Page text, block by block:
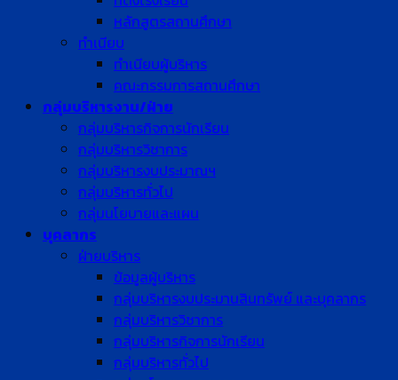
หลักสูตรสถานศึกษา
ทำเนียบ
ทำเนียบผู้บริหาร
คณะกรรมการสถานศึกษา
กลุ่มบริหารงาน/ฝ่าย
กลุ่มบริหารกิจการนักเรียน
กลุ่มบริหารวิชาการ
กลุ่มบริหารงบประมาณฯ
กลุ่มบริหารทั่วไป
กลุ่มนโยบายและแผน
บุคลากร
ฝ่ายบริหาร
ข้อมูลผู้บริหาร
กลุ่มบริหารงบประมานสินทรัพย์ และบุคลากร
กลุ่มบริหารวิชาการ
กลุ่มบริหารกิจการนักเรียน
กลุ่มบริหารทั่วไป